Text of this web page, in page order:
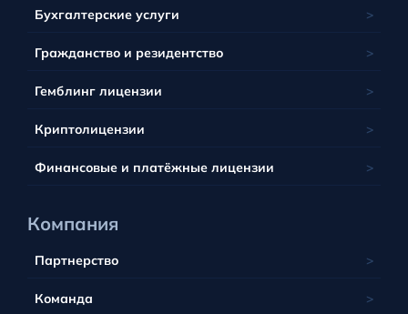
Бухгалтерские услуги
Гражданство и резидентство
Гемблинг лицензии
Криптолицензии
Финансовые и платёжные лицензии
Панама
Багамы
Барбадос
Белиз
Люксембург
Мальта
Польша
Маврикий
Тувалу
Вануату
Компания
Партнерство
Команда